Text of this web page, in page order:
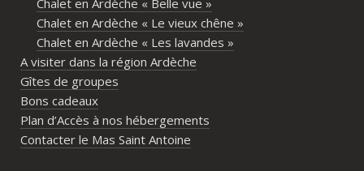
l’organisation. Nous avons été très bien
accompagnés avant le week-end avec de
nombreux conseils utiles, aussi bien pour
les prestataires que pour l’organisation
générale de l’événement.Tout a été
simple, fluide et agréable. Les
recommandations données sur place
étaient excellentes et nous ont permis
Chalet en Ardèche « Le vieux chêne »
Chalet en Ardèche « Les lavandes »
A visiter dans la région Ardèche
Gîtes de groupes
Bons cadeaux
Plan d’Accès à nos hébergements
Contacter le Mas Saint Antoine